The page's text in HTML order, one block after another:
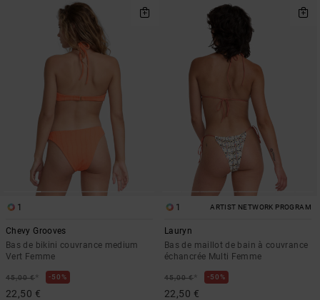
1
Chevy Grooves
Bas de bikini couvrance medium
Vert Femme
45,00 €* 50%
22,50 €
1 ARTIST NETWORK PROGRAM
Lauryn
Bas de maillot de bain à couvrance
échancrée Multi Femme
45,00 €* 50%
22,50 €